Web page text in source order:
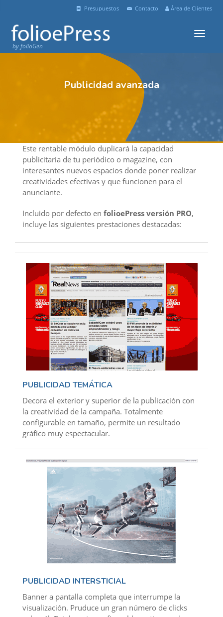
Presupuestos Contacto Área de Clientes
by folioGen
Menu
Publicidad avanzada
Este rentable módulo duplicará la capacidad
publicitaria de tu periódico o magazine, con
interesantes nuevos espacios donde poner realizar
creatividades efectivas y que funcionen para el
anunciante.
Incluido por defecto en folioePress versión PRO,
incluye las siguientes prestaciones destacadas:
PUBLICIDAD TEMÁTICA
Decora el exterior y superior de la publicación con
la creatividad de la campaña. Totalmente
configurable en tamaño, permite un resultado
gráfico muy espectacular.
PUBLICIDAD INTERSTICIAL
Banner a pantalla completa que interrumpe la
visualización. Pruduce un gran número de clicks